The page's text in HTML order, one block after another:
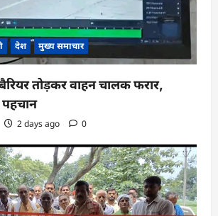
देश मुख्य समाचार
तोड़कर वाहन चालक फरार,
2 days ago 0